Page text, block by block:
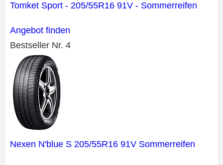
Tomket Sport - 205/55R16 91V - Sommerreifen
Angebot finden
Bestseller Nr. 4
Nexen N'blue S 205/55R16 91V Sommerreifen